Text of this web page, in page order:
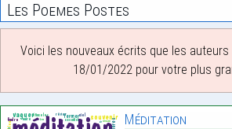
Les Poemes Postes
Voici les nouveaux écrits que les
18/01/2022 pour votre plus
Méditation